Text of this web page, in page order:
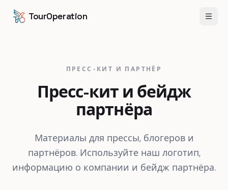
TourOperation
ПРЕСС-КИТ И ПАРТНЁР
Пресс-кит и бейдж
партнёра
Материалы для прессы, блогеров и
партнёров. Используйте наш логотип,
информацию о компании и бейдж партнёра.